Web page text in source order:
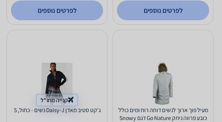
לפרטים נוספים לפרטים נוספים
מעיל פוך ארוך לנשים דוחה רוח ומים כולל
כובע פרווה ניתק Go Nature דגם Snowy
קנייה מחו"ל
ג'קט סטיב מאדן Daisy-J נשים - כחול, S